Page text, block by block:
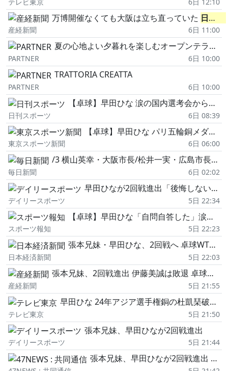
万博開催なくても大阪は立ち直っていた 日本生命
産経新聞 6日 11:00
夏の心地よい夕暮れを楽しむオープンテラス・レストラン。
PARTNER 6日 10:00
TRATTORIA CREATTA
PARTNER 6日 10:00
【卓球】早田ひな 涙の国内選考会から2カ月、苦闘の日々に差した光「より自由になっている」
日刊スポーツ 6日 08:39
【卓球】早田ひな パリ五輪銅メダルの当時と比べ「今の方が強いだろうなという自信はある」
東京スポーツ新聞 6日 06:00
/3 横山英幸・大阪市長/松井一実・広島市長/小池百合子・東京都知事/斎藤正美・石巻市長
毎日新聞 6日 02:02
早田ひなが2回戦進出「後悔しない選択をできた」WTTチャンピオンズ
デイリースポーツ 5日 22:34
【卓球】早田ひな「自問自答した」涙の世界卓球、選考会後、2連勝と状態上向き 香港エース撃破で2回戦へ…WTTチャンピオンズ横浜
スポーツ報知 5日 22:23
張本兄妹・早田ひな、2回戦へ 卓球WTTチャンピオンズ
日本経済新聞 5日 22:03
張本兄妹、2回戦進出 伊藤美誠は敗退 卓球WTTチャンピオンズ
産経新聞 5日 21:55
早田ひな 24年アジア選手権銅の杜凱琹破る!初戦突破で16強入り【卓球 WTT横浜】
テレビ東京 5日 21:50
張本兄妹、早田ひなが2回戦進出
デイリースポーツ 5日 21:44
張本兄妹、早田ひなが2回戦進出 卓球WTTチャンピオンズ